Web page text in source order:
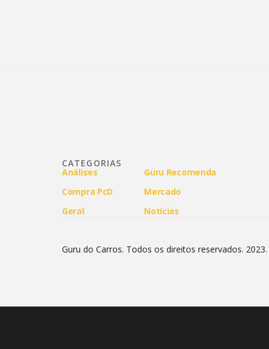
CATEGORIAS
Análises
Compra PcD
Geral
Guru Recomenda
Mercado
Notícias
Guru do Carros. Todos os direitos reservados. 2023.